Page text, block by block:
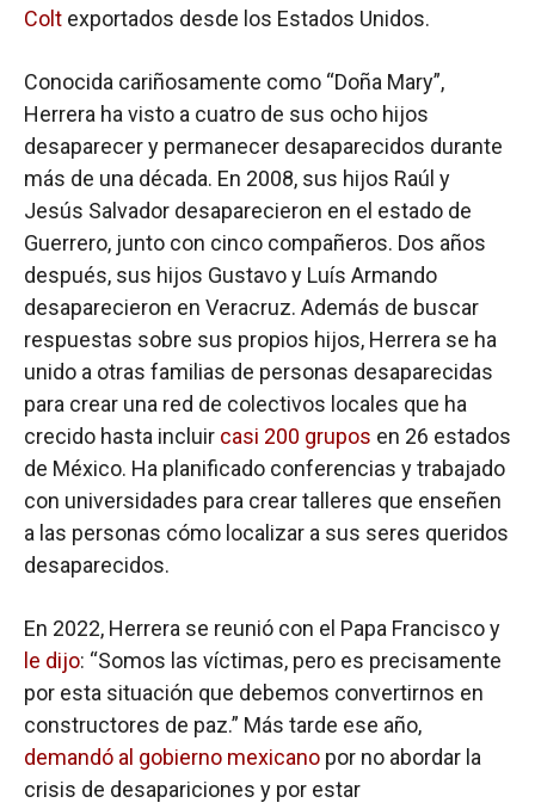
Colt exportados desde los Estados Unidos.
Conocida cariñosamente como “Doña Mary”,
Herrera ha visto a cuatro de sus ocho hijos
desaparecer y permanecer desaparecidos durante
más de una década. En 2008, sus hijos Raúl y
Jesús Salvador desaparecieron en el estado de
Guerrero, junto con cinco compañeros. Dos años
después, sus hijos Gustavo y Luís Armando
desaparecieron en Veracruz. Además de buscar
respuestas sobre sus propios hijos, Herrera se ha
unido a otras familias de personas desaparecidas
para crear una red de colectivos locales que ha
crecido hasta incluir casi 200 grupos en 26 estados
de México. Ha planificado conferencias y trabajado
con universidades para crear talleres que enseñen
a las personas cómo localizar a sus seres queridos
desaparecidos.
En 2022, Herrera se reunió con el Papa Francisco y
le dijo: “Somos las víctimas, pero es precisamente
por esta situación que debemos convertirnos en
constructores de paz.” Más tarde ese año,
demandó al gobierno mexicano por no abordar la
crisis de desapariciones y por estar